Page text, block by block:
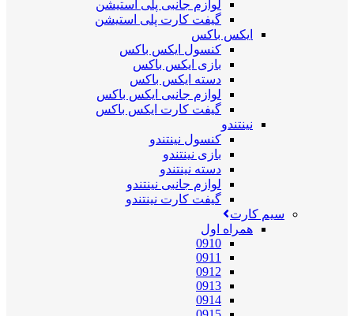
لوازم جانبی پلی استیشن
گیفت کارت پلی استیشن
ایکس باکس
کنسول ایکس باکس
بازی ایکس باکس
دسته ایکس باکس
لوازم جانبی ایکس باکس
گیفت کارت ایکس باکس
نینتندو
کنسول نینتندو
بازی نینتندو
دسته نینتندو
لوازم جانبی نینتندو
گیفت کارت نینتندو
سیم کارت
همراه اول
0910
0911
0912
0913
0914